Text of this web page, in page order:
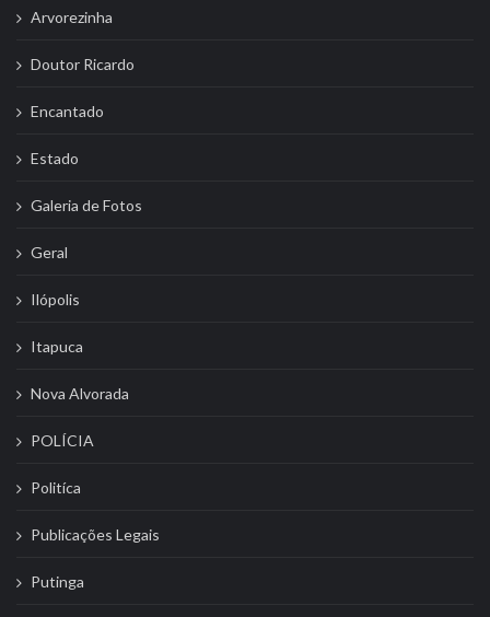
Arvorezinha
Doutor Ricardo
Encantado
Estado
Galeria de Fotos
Geral
Ilópolis
Itapuca
Nova Alvorada
POLÍCIA
Politíca
Publicações Legais
Putinga